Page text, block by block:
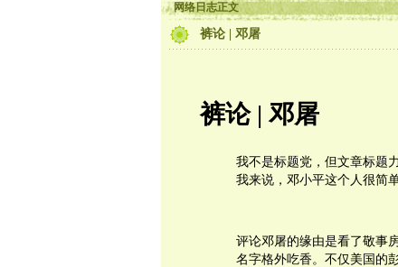
网络日志正文
裤论 | 邓屠
裤论 | 邓屠
我不是标题党，但文章标题
我来说，邓小平这个人很简
评论邓屠的缘由是看了敬事
名字格外吃香。不仅美国的